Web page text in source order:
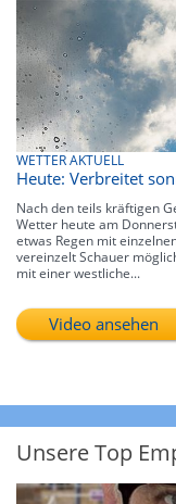
WETTER AKTUELL
Heute: Verbreitet
Nach den teils kräftigen
Wetter heute am
etwas Regen mit
vereinzelt Schauer
mit einer westliche...
Video ansehen
Unsere Top